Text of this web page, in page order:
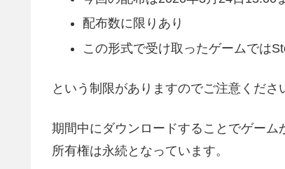
配布数に限りあり
この形式で受け取ったゲームでは
という制限がありますのでご注意くださ
期間中にダウンロードすることでゲーム
所有権は永続となっています。